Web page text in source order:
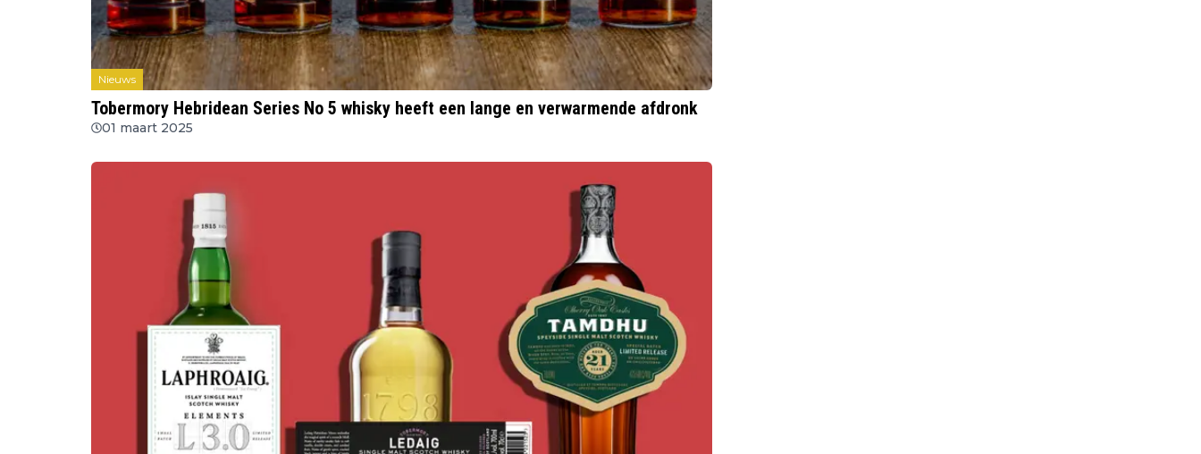
Nieuws
Tobermory Hebridean Series No 5 whisky heeft een lange en verwarmende afdronk
01 maart 2025